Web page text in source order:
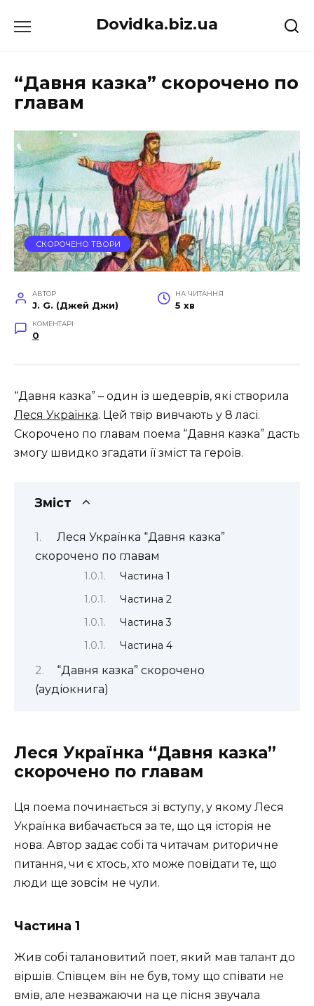
до
Dovidka.biz.ua
“Давня казка” скорочено по
главам
СКОРОЧЕНО ТВОРИ
АВТОР
J. G. (Джей Джи)
НА ЧИТАННЯ
5 хв
КОМЕНТАРІ
0
“Давня казка” – один із шедеврів, які створила
Леся Українка. Цей твір вивчають у 8 ласі.
Скорочено по главам поема “Давня казка” дасть
змогу швидко згадати її зміст та героїв.
Зміст
Леся Українка “Давня казка”
скорочено по главам
Частина 1
Частина 2
Частина 3
Частина 4
“Давня казка” скорочено
(аудіокнига)
Леся Українка “Давня казка”
скорочено по главам
Ця поема починається зі вступу, у якому Леся
Українка вибачається за те, що ця історія не
нова. Автор задає собі та читачам риторичне
питання, чи є хтось, хто може повідати те, що
люди ще зовсім не чули.
Частина 1
Жив собі талановитий поет, який мав талант до
віршів. Співцем він не був, тому що співати не
вмів, але незважаючи на це пісня звучала